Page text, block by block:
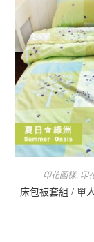
印花圖樣, 印
床包被套組 / 單